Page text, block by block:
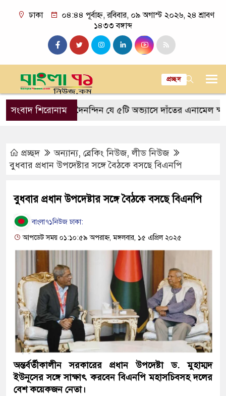
ঢাকা
০৪:৪৪ পূর্বাহ্ন, রবিবার, ০৯ অগাস্ট ২০২৬, ২৪ শ্রাবণ
১৪৩৩ বঙ্গাব্দ
প্রচ্ছদ
সংবাদ শিরোনাম
আসে দৈনন্দিন যে ৫টি অভ্যাসে দাঁতের এনামেল ক্ষয় হয়
প্রচ্ছদ অন্যান্য, ব্রেকিং নিউজ,লীড নিউজ
বুধবার প্রধান উপদেষ্টার সঙ্গে বৈঠকে বসছে বিএনপি
বুধবার প্রধান উপদেষ্টার সঙ্গে বৈঠকে বসছে বিএনপি
বাংলা৭১নিউজ ঢাকা:
আপডেট সময় ০১:১০:৫৯ অপরাহ্ন, মঙ্গলবার, ১৫ এপ্রিল ২০২৫
অন্তর্বর্তীকালীন সরকারের প্রধান উপদেষ্টা ড. মুহাম্মদ
ইউনূসের সঙ্গে সাক্ষাৎ করবেন বিএনপি মহাসচিবসহ দলের
বেশ কয়েকজন নেতা।